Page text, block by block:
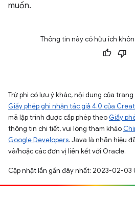
muốn.
Thông tin này có hữu ích
Trừ phi có lưu ý khác, nội dung của
Giấy phép ghi nhận tác giả 4.0 của
mã lập trình được cấp phép theo Giấy
thông tin chi tiết, vui lòng tham khảo
Google Developers. Java là nhãn hiệu
và/hoặc các đơn vị liên kết với Oracle.
Cập nhật lần gần đây nhất: 2023-02-03